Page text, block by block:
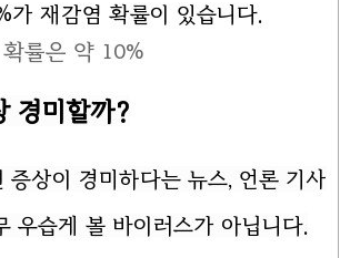
가 재감염 확률이 있습니다.
률은 약 10%
경미할까?
증상이 경미하다는 뉴스, 언론 기사
우습게 볼 바이러스가 아닙니다.